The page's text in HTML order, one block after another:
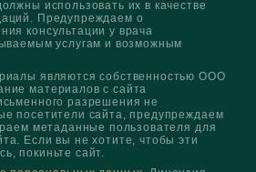
использовать их в качестве
Предупреждаем о
консультации у врача
услугам и возможным
являются собственностью ООО
материалов с сайта
разрешения не
посетители сайта, предупреждаем
метаданные пользователя для
Если вы не хотите, чтобы эти
покиньте сайт.